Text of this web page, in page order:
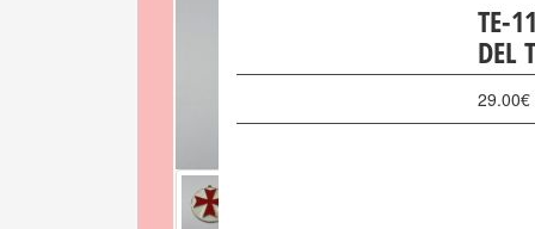
TE-
DEL
29.00€